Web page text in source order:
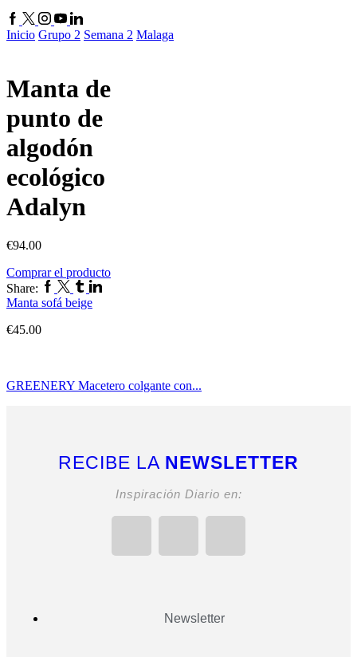
Inicio Grupo 2 Semana 2 Malaga
Manta de
punto de
algodón
ecológico
Adalyn
€94.00
Comprar el producto
Share:
Manta sofá beige
€45.00
GREENERY Macetero colgante con...
RECIBE LA NEWSLETTER
Inspiración Diario en:
Newsletter